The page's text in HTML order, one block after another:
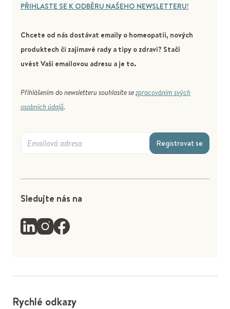
PŘIHLASTE SE K ODBĚRU NAŠEHO NEWSLETTERU!
Chcete od nás dostávat emaily o homeopatii, nových
produktech či zajímavé rady a tipy o zdraví? Stačí
uvést Vaši emailovou adresu a je to.
Přihlášením do newsletteru souhlasíte sezpracováním svých
osobních údajů.
Registrovat se
Sledujte nás na
Rychlé odkazy